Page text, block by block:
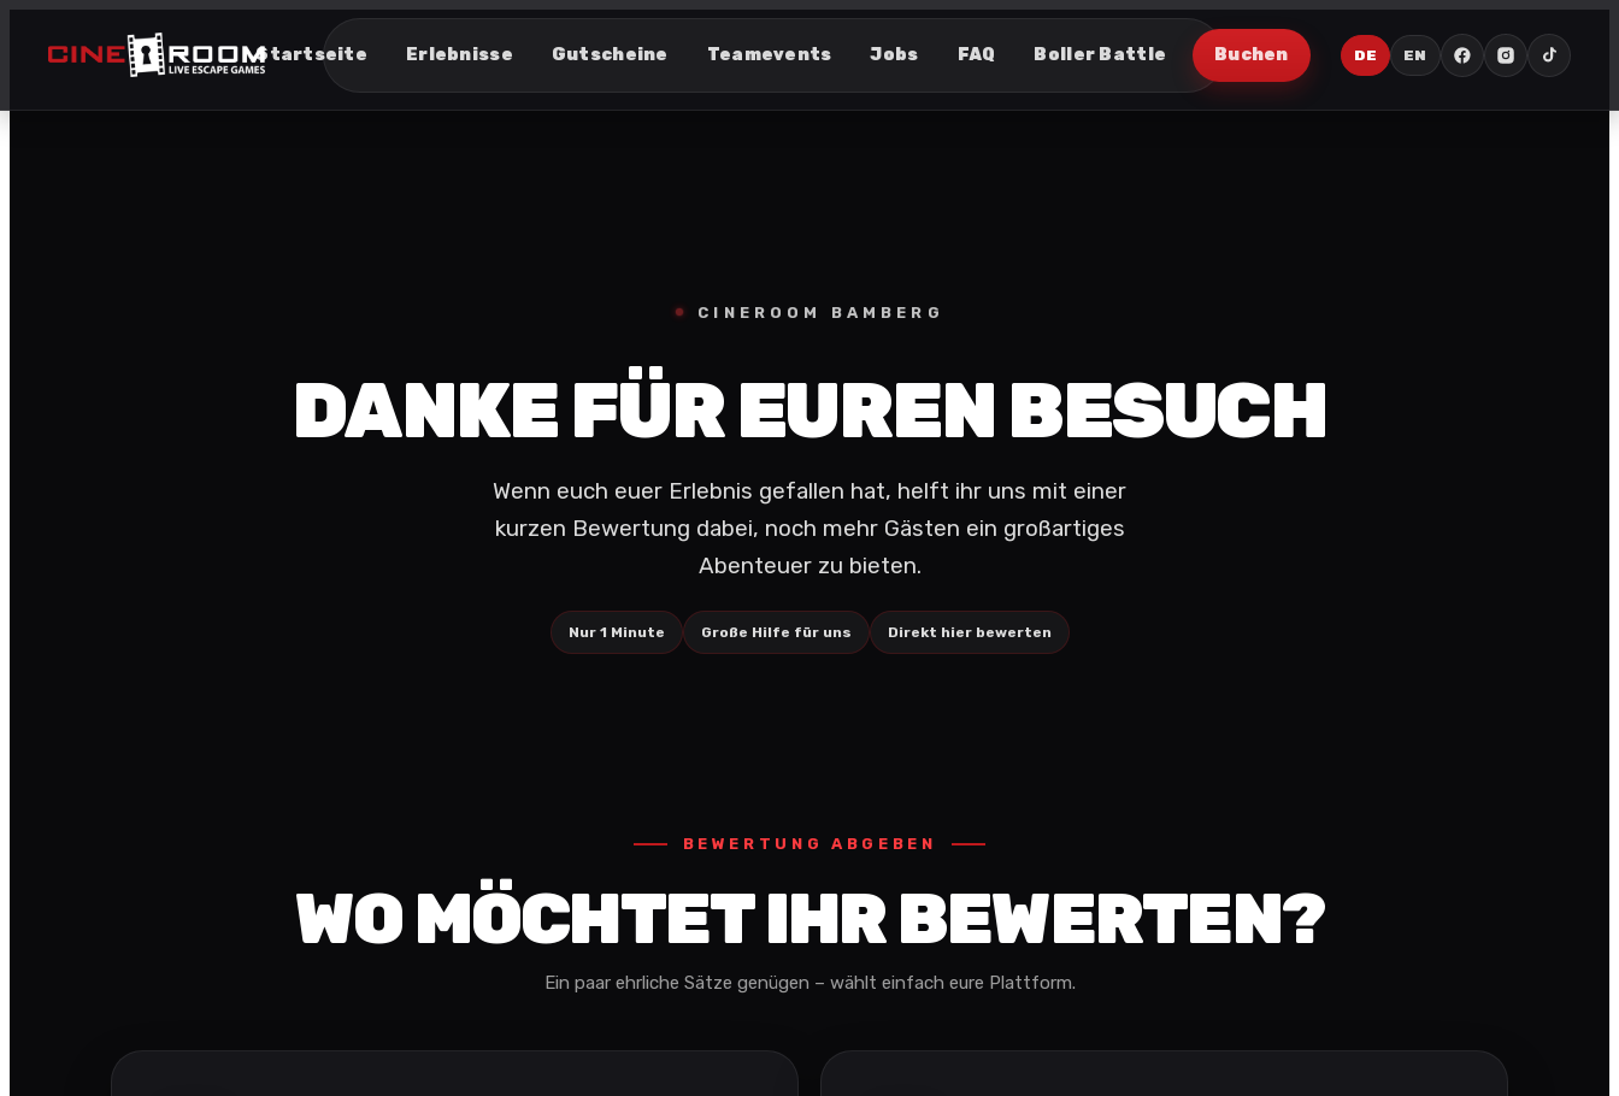
Startseite Erlebnisse Gutscheine Teamevents Jobs FAQ Boller Battle Buchen DE EN
CINEROOM BAMBERG
DANKE FÜR EUREN BESUCH
Wenn euch euer Erlebnis gefallen hat, helft ihr uns mit einer
kurzen Bewertung dabei, noch mehr Gästen ein großartiges
Abenteuer zu bieten.
Nur 1 Minute Große Hilfe für uns Direkt hier bewerten
BEWERTUNG ABGEBEN
WO MÖCHTET IHR BEWERTEN?
Ein paar ehrliche Sätze genügen – wählt einfach eure Plattform.